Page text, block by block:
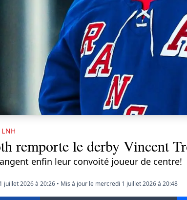
remporte le derby Vincent
enfin leur convoité joueur de centre!
juillet 2026 à 20:26 • Mis à jour le mercredi 1 juillet 2026 à 20:48